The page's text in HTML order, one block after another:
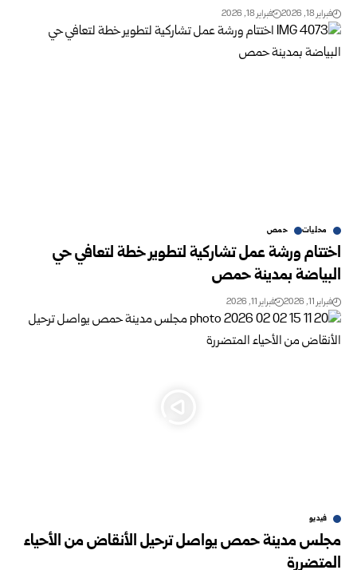
فبراير 18, 2026 فبراير 18, 2026
محليات حمص
اختتام ورشة عمل تشاركية لتطوير خطة لتعافي حي
البياضة بمدينة حمص
فبراير 11, 2026 فبراير 11, 2026
فيديو
مجلس مدينة حمص يواصل ترحيل الأنقاض من الأحياء
المتضررة